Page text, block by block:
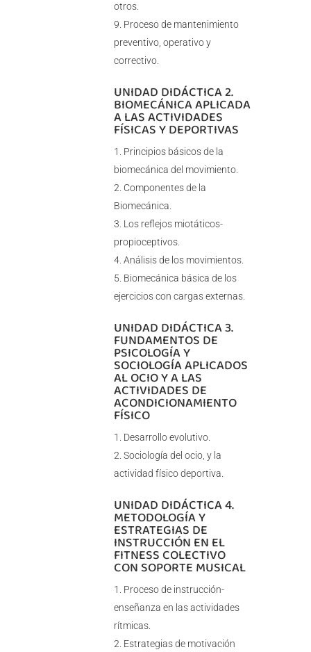
otros.
Proceso de mantenimiento
preventivo, operativo y
correctivo.
UNIDAD DIDÁCTICA 2.
BIOMECÁNICA APLICADA
A LAS ACTIVIDADES
FÍSICAS Y DEPORTIVAS
Principios básicos de la
biomecánica del movimiento.
Componentes de la
Biomecánica.
Los reflejos miotáticos-
propioceptivos.
Análisis de los movimientos.
Biomecánica básica de los
ejercicios con cargas externas.
UNIDAD DIDÁCTICA 3.
FUNDAMENTOS DE
PSICOLOGÍA Y
SOCIOLOGÍA APLICADOS
AL OCIO Y A LAS
ACTIVIDADES DE
ACONDICIONAMIENTO
FÍSICO
Desarrollo evolutivo.
Sociología del ocio, y la
actividad físico deportiva.
UNIDAD DIDÁCTICA 4.
METODOLOGÍA Y
ESTRATEGIAS DE
INSTRUCCIÓN EN EL
FITNESS COLECTIVO
CON SOPORTE MUSICAL
Proceso de instrucción-
enseñanza en las actividades
rítmicas.
Estrategias de motivación